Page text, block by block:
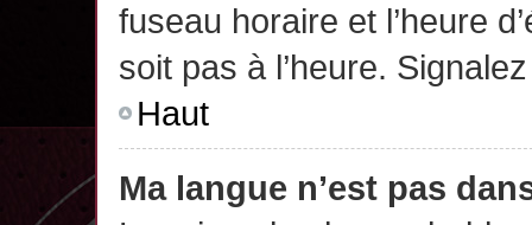
fuseau horaire et l’heure
soit pas à l’heure.
Haut
Ma langue n’est pas